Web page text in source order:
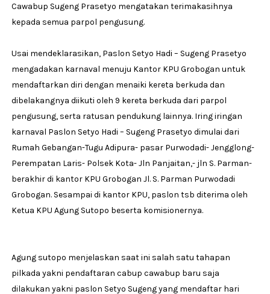
Cawabup Sugeng Prasetyo mengatakan terimakasihnya
kepada semua parpol pengusung.
Usai mendeklarasikan, Paslon Setyo Hadi – Sugeng Prasetyo
mengadakan karnaval menuju Kantor KPU Grobogan untuk
mendaftarkan diri dengan menaiki kereta berkuda dan
dibelakangnya diikuti oleh 9 kereta berkuda dari parpol
pengusung, serta ratusan pendukung lainnya. Iring iringan
karnaval Paslon Setyo Hadi – Sugeng Prasetyo dimulai dari
Rumah Gebangan-Tugu Adipura- pasar Purwodadi- Jengglong-
Perempatan Laris- Polsek Kota- Jln Panjaitan,- jln S. Parman-
berakhir di kantor KPU Grobogan Jl. S. Parman Purwodadi
Grobogan. Sesampai di kantor KPU, paslon tsb diterima oleh
Ketua KPU Agung Sutopo beserta komisionernya.
Agung sutopo menjelaskan saat ini salah satu tahapan
pilkada yakni pendaftaran cabup cawabup baru saja
dilakukan yakni paslon Setyo Sugeng yang mendaftar hari